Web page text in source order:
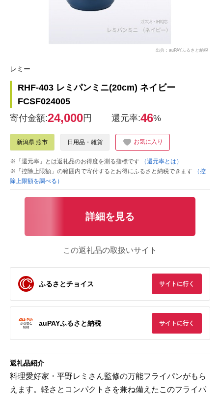
出典：auPAYふるさと納税
レミー
RHF-403 レミパンミニ(20cm) ネイビー
FCSF024005
寄付金額:24,000円 還元率:46%
新潟県 燕市 日用品・雑貨 お気に入り
※「還元率」とは返礼品のお得度を測る指標です
（還元率とは）
※「控除上限額」の範囲内で寄付するとお得にふるさと納税できます
（控
除上限額を調べる）
詳細を見る
この返礼品の取扱いサイト
ふるさとチョイス サイトに行く
auPAYふるさと納税 サイトに行く
返礼品紹介
料理愛好家・平野レミさん監修の万能フライパンがもら
えます。軽さとコンパクトさを兼ね備えたこのフライパ